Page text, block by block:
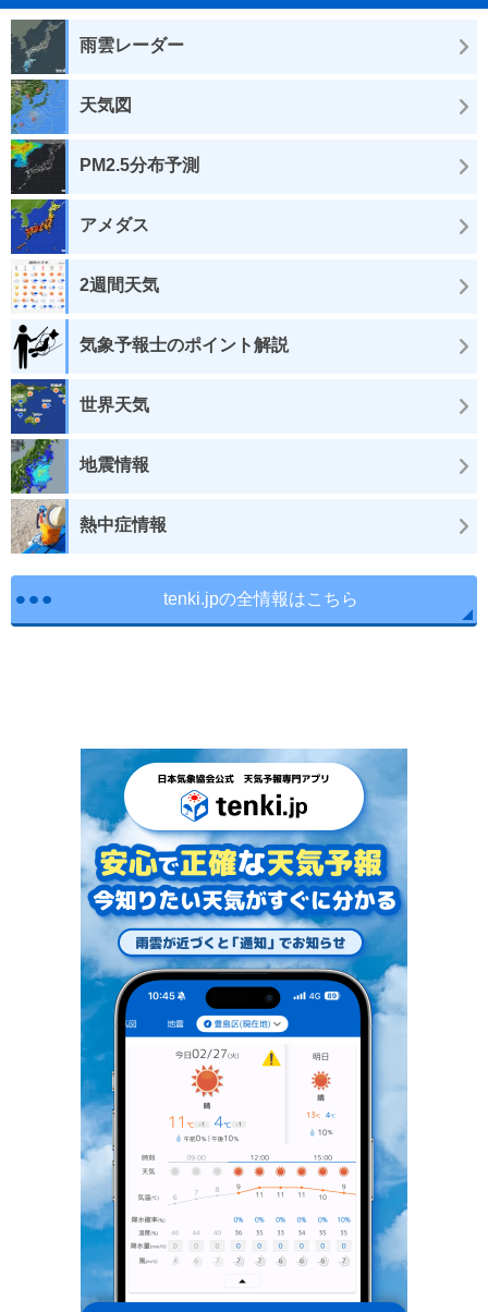
雨雲レーダー
天気図
PM2.5分布予測
アメダス
2週間天気
気象予報士のポイント解説
世界天気
地震情報
熱中症情報
tenki.jpの全情報はこちら